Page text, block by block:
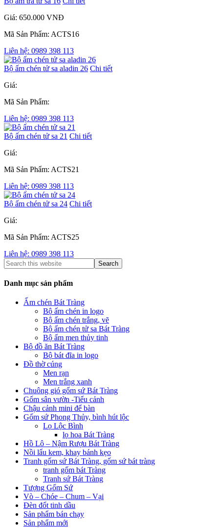
Giá: 650.000 VNĐ
Mã Sản Phẩm: ACTS16
Liên hệ: 0989 398 113
Bộ ấm chén tử sa aladin 26 Chi tiết
Giá:
Mã Sản Phẩm:
Liên hệ: 0989 398 113
Bộ ấm chén tử sa 21 Chi tiết
Giá:
Mã Sản Phẩm: ACTS21
Liên hệ: 0989 398 113
Bộ ấm chén tử sa 24 Chi tiết
Giá:
Mã Sản Phẩm: ACTS25
Liên hệ: 0989 398 113
Danh mục sản phẩm
Ấm chén Bát Tràng
Bộ ấm chén in logo
Bộ ấm chén trắng, vẽ
Bộ ấm chén tử sa Bát Tràng
Bộ ấm men thủy tinh
Bộ đồ ăn Bát Tràng
Bộ bát đĩa in logo
Đồ thờ cúng
Men rạn
Men trắng xanh
Chuông gió gốm sứ Bát Tràng
Gốm sân vườn -Tiểu cảnh
Chậu cảnh mini để bàn
Gốm sứ Phong Thủy, bình hút lộc
Lọ Lộc Bình
lọ hoa Bát Tràng
Hồ Lô – Nậm Rượu Bát Tràng
Nồi lẩu kem, khay bánh kẹo
Tranh gốm sứ Bát Tràng, gốm sứ bát tràng
tranh gốm bát Tràng
Tranh sứ Bát Tràng
Tượng Gốm Sứ
Vò – Chóe – Chum – Vại
Đèn đốt tinh dầu
Sản phẩm bán chạy
Sản phẩm mới